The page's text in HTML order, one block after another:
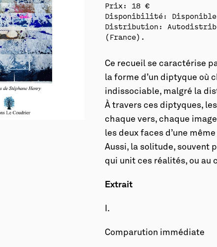
Prix: 18 €
Disponibilité:
Disponible
Distribution:
(France).
Ce recueil se caractérise
la forme d’un diptyque où
indissociable, malgré la
À travers ces diptyques,
chaque vers, chaque
les deux faces d’une
Aussi, la solitude, souvent
qui unit ces réalités, ou au
Extrait
I.
Comparution immédiate